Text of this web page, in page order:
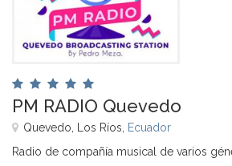
PM RADIO Quevedo
Quevedo, Los Ríos, Ecuador
Radio de compañía musical de varios